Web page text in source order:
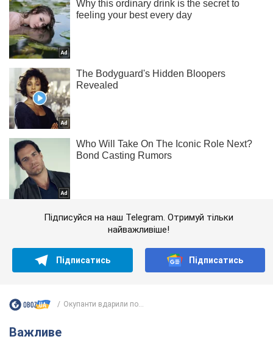
Підписуйся на наш Telegram. Отримуй тільки
найважливіше!
Підписатись Підписатись
Окупанти вдарили по...
Важливе